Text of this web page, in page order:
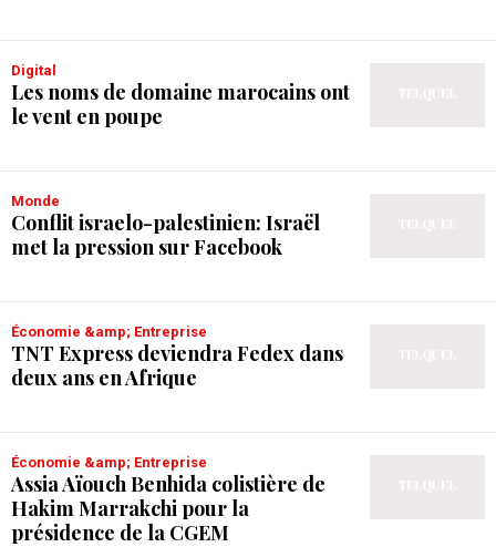
Digital
Les noms de domaine marocains ont
le vent en poupe
Monde
Conflit israelo-palestinien: Israël
met la pression sur Facebook
Économie &amp; Entreprise
TNT Express deviendra Fedex dans
deux ans en Afrique
Économie &amp; Entreprise
Assia Aïouch Benhida colistière de
Hakim Marrakchi pour la
présidence de la CGEM